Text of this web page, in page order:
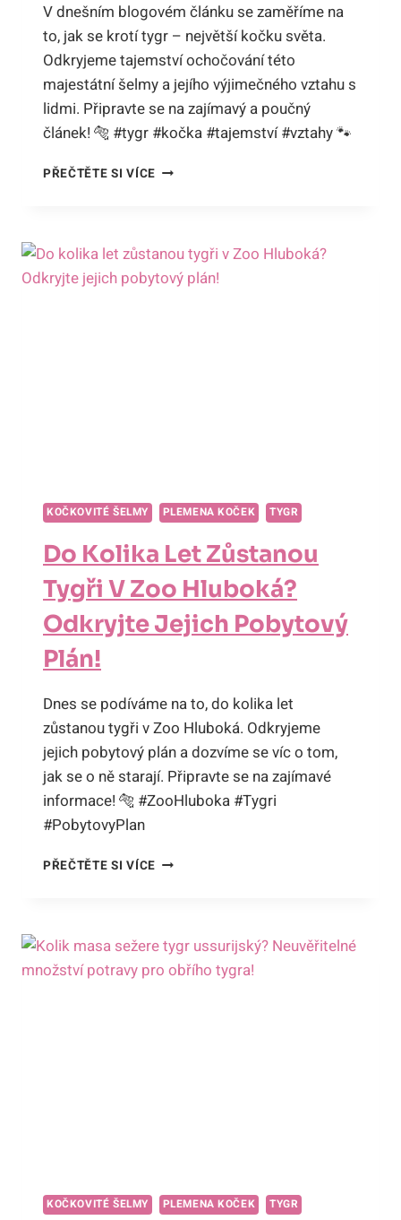
V dnešním blogovém článku se zaměříme na
to, jak se krotí tygr – největší kočku světa.
Odkryjeme tajemství ochočování této
majestátní šelmy a jejího výjimečného vztahu s
lidmi. Připravte se na zajímavý a poučný
článek! 🐅 #tygr #kočka #tajemství #vztahy 🐾
PŘEČTĚTE SI VÍCEJAK
TAJEMSTVÍ
OCHOČOVÁNÍ
NEJVĚTŠÍCH
KOČKOVITÉ ŠELMY PLEMENA KOČEK TYGR
Do Kolika Let Zůstanou
Tygři V Zoo Hluboká?
Odkryjte Jejich Pobytový
Plán!
Dnes se podíváme na to, do kolika let
zůstanou tygři v Zoo Hluboká. Odkryjeme
jejich pobytový plán a dozvíme se víc o tom,
jak se o ně starají. Připravte se na zajímavé
informace! 🐅 #ZooHluboka #Tygri
#PobytovyPlan
PŘEČTĚTE SI VÍCEDO
V
ZOO
KOČKOVITÉ ŠELMY PLEMENA KOČEK TYGR